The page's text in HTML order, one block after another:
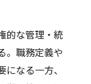
的な管理・統
。職務定義や
なる一方、